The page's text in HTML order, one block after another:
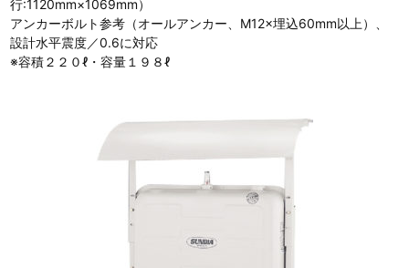
行:1120mm×1069mm）
アンカーボルト参考（オールアンカー、M12×埋込60mm以上）、
設計水平震度／0.6に対応
※容積２２０ℓ・容量１９８ℓ